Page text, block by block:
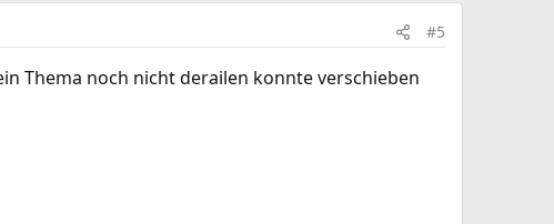
#5
Thema noch nicht derailen konnte verschieben